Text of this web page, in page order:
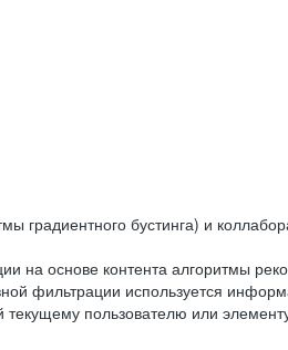
градиентного бустинга) и
на основе контента алгоритмы
фильтрации используется
пользователю или